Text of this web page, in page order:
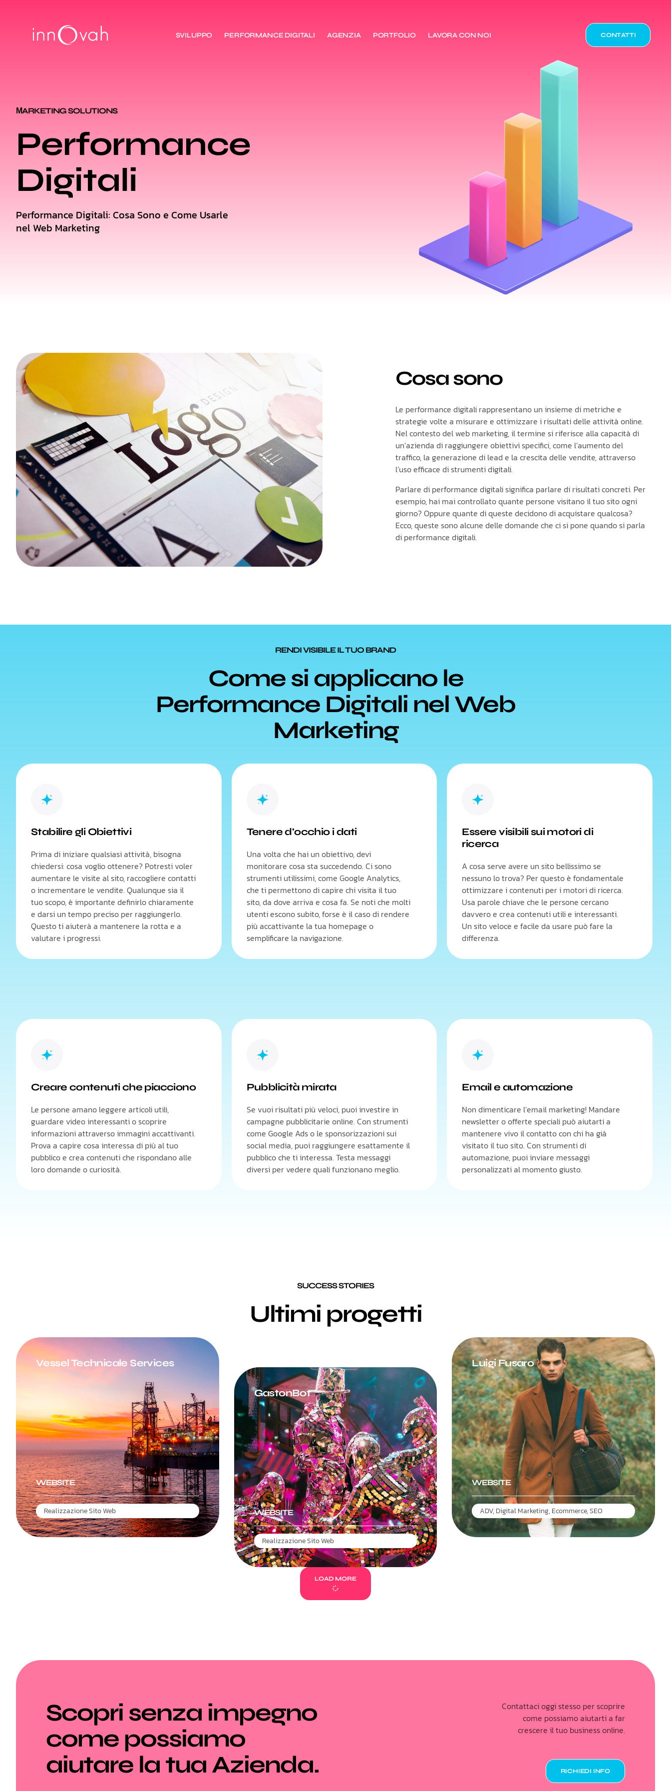
SVILUPPO PERFORMANCE DIGITALI AGENZIA PORTFOLIO LAVORA CON NOI CONTATTI
МARKETING SOLUTIONS
Performance
Digitali
Performance Digitali: Cosa Sono e Come Usarle
nel Web Marketing
Cosa sono
Le performance digitali rappresentano un insieme di metriche e
strategie volte a misurare e ottimizzare i risultati delle attività online.
Nel contesto del web marketing, il termine si riferisce alla capacità di
un’azienda di raggiungere obiettivi specifici, come l’aumento del
traffico, la generazione di lead e la crescita delle vendite, attraverso
l’uso efficace di strumenti digitali.
Parlare di performance digitali significa parlare di risultati concreti. Per
esempio, hai mai controllato quante persone visitano il tuo sito ogni
giorno? Oppure quante di queste decidono di acquistare qualcosa?
Ecco, queste sono alcune delle domande che ci si pone quando si parla
di performance digitali.
RENDI VISIBILE IL TUO BRAND
Come si applicano le
Performance Digitali nel Web
Marketing
Stabilire gli Obiettivi
Prima di iniziare qualsiasi attività, bisogna
chiedersi: cosa voglio ottenere? Potresti voler
aumentare le visite al sito, raccogliere contatti
o incrementare le vendite. Qualunque sia il
tuo scopo, è importante definirlo chiaramente
e darsi un tempo preciso per raggiungerlo.
Questo ti aiuterà a mantenere la rotta e a
valutare i progressi.
Tenere d'occhio i dati
Una volta che hai un obiettivo, devi
monitorare cosa sta succedendo. Ci sono
strumenti utilissimi, come Google Analytics,
che ti permettono di capire chi visita il tuo
sito, da dove arriva e cosa fa. Se noti che molti
utenti escono subito, forse è il caso di rendere
più accattivante la tua homepage o
semplificare la navigazione.
Essere visibili sui motori di
ricerca
A cosa serve avere un sito bellissimo se
nessuno lo trova? Per questo è fondamentale
ottimizzare i contenuti per i motori di ricerca.
Usa parole chiave che le persone cercano
davvero e crea contenuti utili e interessanti.
Un sito veloce e facile da usare può fare la
differenza.
Creare contenuti che piacciono
Le persone amano leggere articoli utili,
guardare video interessanti o scoprire
informazioni attraverso immagini accattivanti.
Prova a capire cosa interessa di più al tuo
pubblico e crea contenuti che rispondano alle
loro domande o curiosità.
Pubblicità mirata
Se vuoi risultati più veloci, puoi investire in
campagne pubblicitarie online. Con strumenti
come Google Ads o le sponsorizzazioni sui
social media, puoi raggiungere esattamente il
pubblico che ti interessa. Testa messaggi
diversi per vedere quali funzionano meglio.
Email e automazione
Non dimenticare l’email marketing! Mandare
newsletter o offerte speciali può aiutarti a
mantenere vivo il contatto con chi ha già
visitato il tuo sito. Con strumenti di
automazione, puoi inviare messaggi
personalizzati al momento giusto.
SUCCESS STORIES
Ultimi progetti
Vessel Technicale Services
WEBSITE
Realizzazione Sito Web
GastonBot
WEBSITE
Realizzazione Sito Web
Luigi Fusaro
WEBSITE
ADV, Digital Marketing, Ecommerce,SEO
LOAD MORE
Scopri senza impegno
come possiamo
aiutare la tua Azienda.
Contattaci oggi stesso per scoprire
come possiamo aiutarti a far
crescere il tuo business online.
RICHIEDI INFO